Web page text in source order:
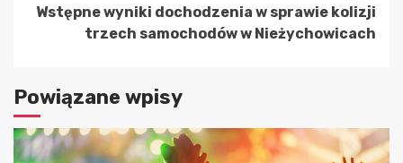
Wstępne wyniki dochodzenia w sprawie kolizji
trzech samochodów w Nieżychowicach
Powiązane wpisy